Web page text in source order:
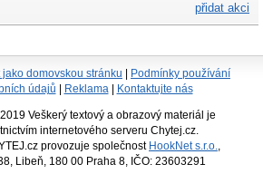
přidat akci
jako domovskou stránku
Podmínky používání
údajů
Reklama Kontaktujte nás
Veškerý textový a obrazový materiál je
internetového serveru Chytej.cz.
provozuje společnost HookNet s.r.o.
Libeň, 180 00 Praha 8, IČO: 23603291